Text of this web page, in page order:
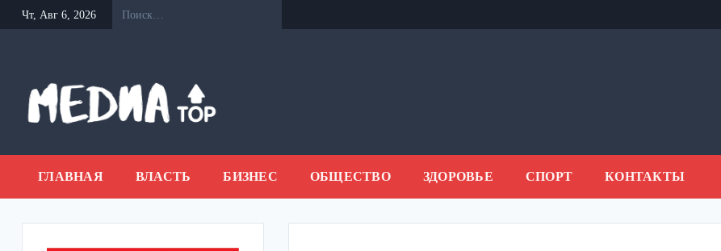
Перейти
к
Чт, Авг 6, 2026
ГЛАВНАЯ ВЛАСТЬ БИЗНЕС ОБЩЕСТВО ЗДОРОВЬЕ СПОРТ КОНТАКТЫ